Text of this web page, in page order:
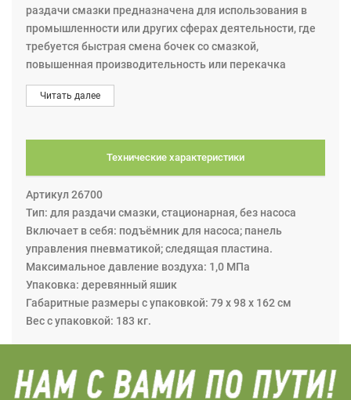
раздачи смазки предназначена для использования в
промышленности или других сферах деятельности, где
требуется быстрая смена бочек со смазкой,
повышенная производительность или перекачка
смазки на большие расстояния. Оснащена двумя
пневматическими цилиндрами Ø80 мм с
значительно улучшается попадание смазки в заборную
МПа.
Включает в себя: подъёмник для насоса; панель
управления пневматикой; следящая пластина.
• Силовая рама/плунжер подъёмника для насоса
Eurolube артикул 257-51 обеспечивает более высокую
производительность, простое и безопасное
использование, с приводом от двух пневмоцилиндров
с двумя резиновыми прокладками для обеспечения
надежного уплотнения смазок с высокой вязкостью.
Читать далее
Технические характеристики
Артикул 26700
Тип: для раздачи смазки, стационарная, без насоса
Включает в себя: подъёмник для насоса; панель
управления пневматикой; следящая пластина.
Максимальное давление воздуха: 1,0 МПа
Упаковка: деревянный яшик
Габаритные размеры с упаковкой: 79 х 98 х 162 см
Вес с упаковкой: 183 кг.